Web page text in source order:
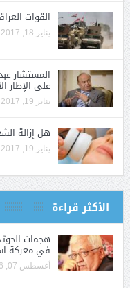
القوات
يناير 18, 2017
المستشار
على الإطار
يناير 19, 2017
هل إزالة
يناير 19, 2017
الأكثر قراءة
هجمات
في معركة
أغسطس 07, 2026